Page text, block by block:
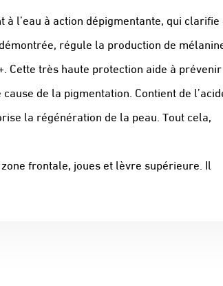
l’eau à action dépigmentante, qui clarifie
régule la production de
Cette très haute protection aide à
de la pigmentation. Contient de
la régénération de la peau. Tout cela,
frontale, joues et lèvre supérieure. Il